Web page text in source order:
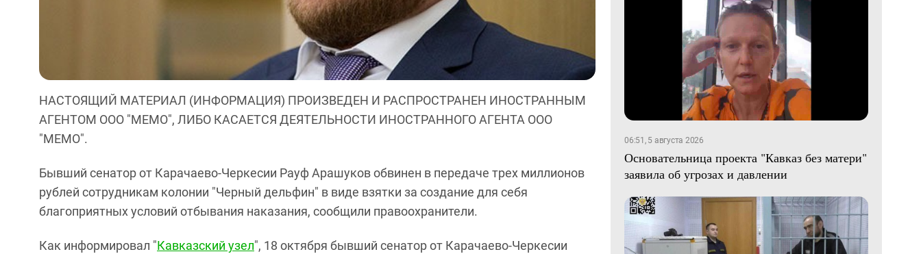
НАСТОЯЩИЙ МАТЕРИАЛ (ИНФОРМАЦИЯ) ПРОИЗВЕДЕН И РАСПРОСТРАНЕН ИНОСТРАННЫМ
АГЕНТОМ ООО "МЕМО", ЛИБО КАСАЕТСЯ ДЕЯТЕЛЬНОСТИ ИНОСТРАННОГО АГЕНТА ООО
"МЕМО".
Бывший сенатор от Карачаево-Черкесии Рауф Арашуков обвинен в передаче трех миллионов
рублей сотрудникам колонии "Черный дельфин" в виде взятки за создание для себя
благоприятных условий отбывания наказания, сообщили правоохранители.
Как информировал "Кавказский узел", 18 октября бывший сенатор от Карачаево-Черкесии
06:51, 5 августа 2026
Основательница проекта "Кавказ без матери"
заявила об угрозах и давлении